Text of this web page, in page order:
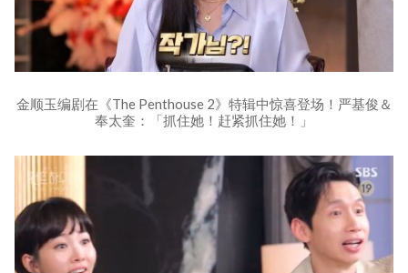
金顺玉编剧在《The Penthouse 2》特辑中惊喜登场！严基俊＆
奉太奎：「抓住她！赶紧抓住她！」